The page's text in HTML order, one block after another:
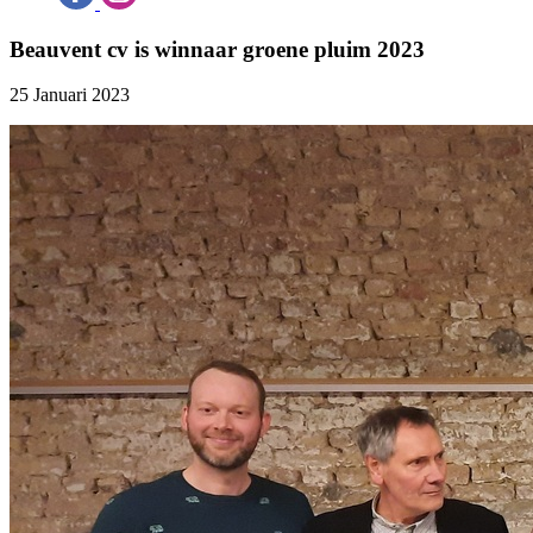
Beauvent cv is winnaar groene pluim 2023
25 Januari 2023